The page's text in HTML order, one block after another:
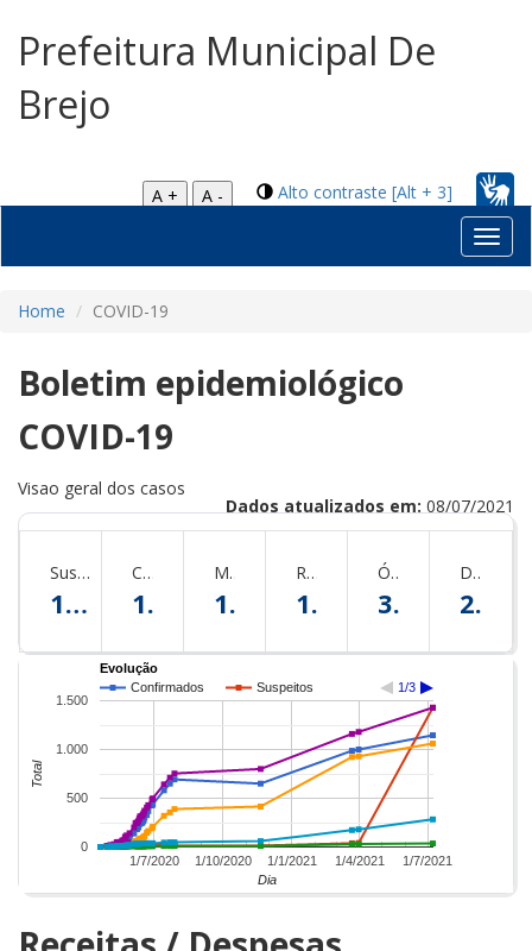
Prefeitura Municipal De
Brejo
Alto contraste [Alt + 3]
A +
A -
Home COVID-19
Boletim epidemiológico
COVID-19
Dados atualizados em: 08/07/2021
Visao geral dos casos
Suspeitos
1429
Confirmados
1146
Monitorados
1429
Recuperados
1061
Óbitos
36
Descartados
283
Evolução
Confirmados
Suspeitos 1/3
1/7/2020 1/10/2020 1/1/2021 1/4/2021 1/7/2021
0
500
1.000
1.500
Dia
Total